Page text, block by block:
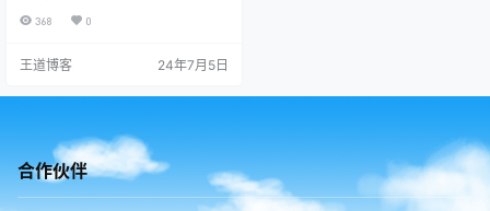
面把80端口转发到挂机宝的端口3.
免费的内网穿透软件2.把挂机宝远程
安装宝塔面板、在宝塔面板里面把8
PS挂机宝-便宜好用NAT 四川德阳C
PU：E5-2680V4 …
368 0
王道博客 24年7月5日
合作伙伴